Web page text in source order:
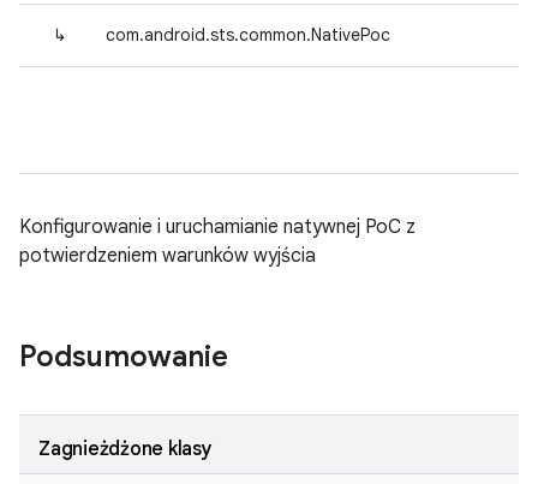
↳ com.android.sts.common.NativePoc
Konfigurowanie i uruchamianie natywnej PoC z
potwierdzeniem warunków wyjścia
Podsumowanie
Zagnieżdżone klasy